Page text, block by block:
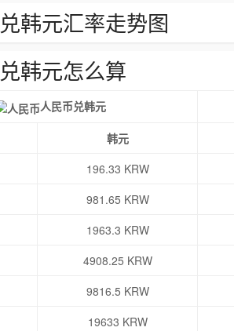
韩元汇率走势图
韩元怎么算
人民币兑韩元
韩元
196.33 KRW
981.65 KRW
1963.3 KRW
4908.25 KRW
9816.5 KRW
19633 KRW